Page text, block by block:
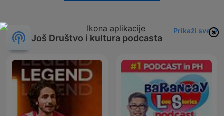
Još Društvo i kultura podcasta
Prikaži sve